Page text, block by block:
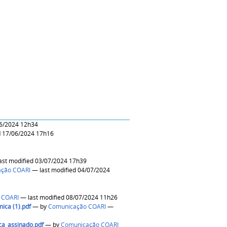
11/06/2024 12h34
— last modified 17/06/2024 17h16
— last modified 03/07/2024 17h39
COARI— last modified 04/07/2024
— last modified 08/07/2024 11h26
(1).pdf— byComunicação COARI—
— byComunicação COARI